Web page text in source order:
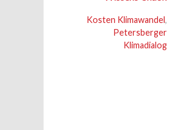
Kosten Klimawandel,
Petersberger
Klimadialog